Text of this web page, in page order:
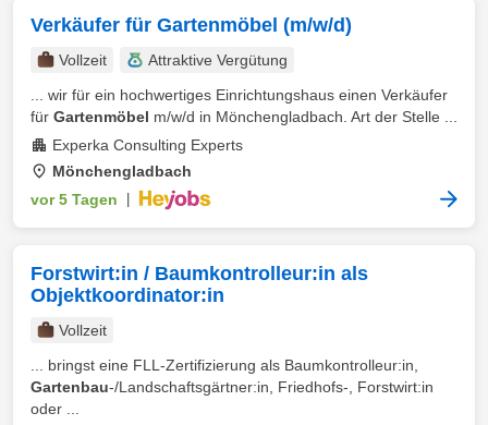
Verkäufer für Gartenmöbel (m/w/d)
Vollzeit
Attraktive Vergütung
... wir für ein hochwertiges Einrichtungshaus einen Verkäufer
für Gartenmöbel m/w/d in Mönchengladbach. Art der Stelle ...
Experka Consulting Experts
Mönchengladbach
vor 5 Tagen
Forstwirt:in / Baumkontrolleur:in als
Objektkoordinator:in
Vollzeit
... bringst eine FLL-Zertifizierung als Baumkontrolleur:in,
Gartenbau-/Landschaftsgärtner:in, Friedhofs-, Forstwirt:in
oder ...